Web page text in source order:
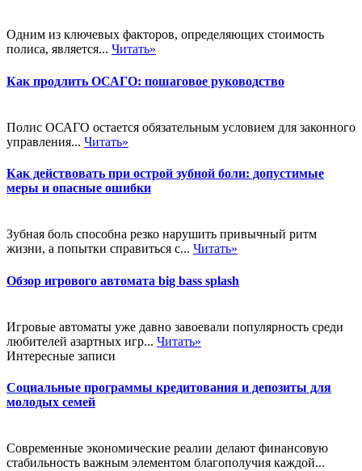
Одним из ключевых факторов, определяющих стоимость
полиса, является... Читать»
Как продлить ОСАГО: пошаговое руководство
Полис ОСАГО остается обязательным условием для законного
управления... Читать»
Как действовать при острой зубной боли: допустимые
меры и опасные ошибки
Зубная боль способна резко нарушить привычный ритм
жизни, а попытки справиться с... Читать»
Обзор игрового автомата big bass splash
Игровые автоматы уже давно завоевали популярность среди
любителей азартных игр... Читать»
Интересные записи
Социальные программы кредитования и депозиты для
молодых семей
Современные экономические реалии делают финансовую
стабильность важным элементом благополучия каждой...